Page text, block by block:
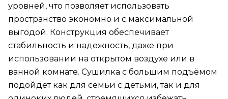
уровней, что позволяет использовать
пространство экономно и с максимальной
выгодой. Конструкция обеспечивает
стабильность и надежность, даже при
использовании на открытом воздухе или в
ванной комнате. Сушилка с большим подъёмом
подойдет как для семьи с детьми, так и для